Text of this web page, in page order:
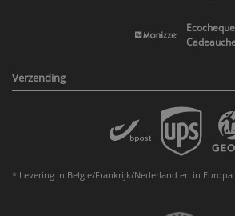
Verzending
* Levering in Belgie/Frankrijk/Nederland en in